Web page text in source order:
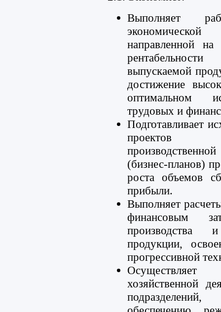
Выполняет
экономической
направленной
выпускаемой
достижение
оптимальном
трудовых и
Подготавливает
проектов
(бизнес-планов)
роста объемов
прибыли.
Выполняет
финансовым
производства
продукции,
прогрессивной
хозяйственной